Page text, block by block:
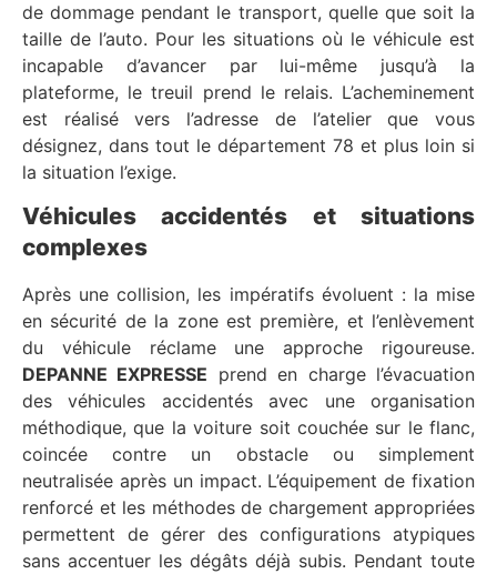
de dommage pendant le transport, quelle que soit la
taille de l’auto. Pour les situations où le véhicule est
incapable d’avancer par lui-même jusqu’à la
plateforme, le treuil prend le relais. L’acheminement
est réalisé vers l’adresse de l’atelier que vous
désignez, dans tout le département 78 et plus loin si
la situation l’exige.
Véhicules accidentés et situations
complexes
Après une collision, les impératifs évoluent : la mise
en sécurité de la zone est première, et l’enlèvement
du véhicule réclame une approche rigoureuse.
DEPANNE EXPRESSE prend en charge l’évacuation
des véhicules accidentés avec une organisation
méthodique, que la voiture soit couchée sur le flanc,
coincée contre un obstacle ou simplement
neutralisée après un impact. L’équipement de fixation
renforcé et les méthodes de chargement appropriées
permettent de gérer des configurations atypiques
sans accentuer les dégâts déjà subis. Pendant toute